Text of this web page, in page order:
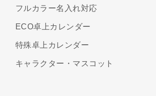
フルカラー名入れ対応
ECO卓上カレンダー
特殊卓上カレンダー
キャラクター・マスコット